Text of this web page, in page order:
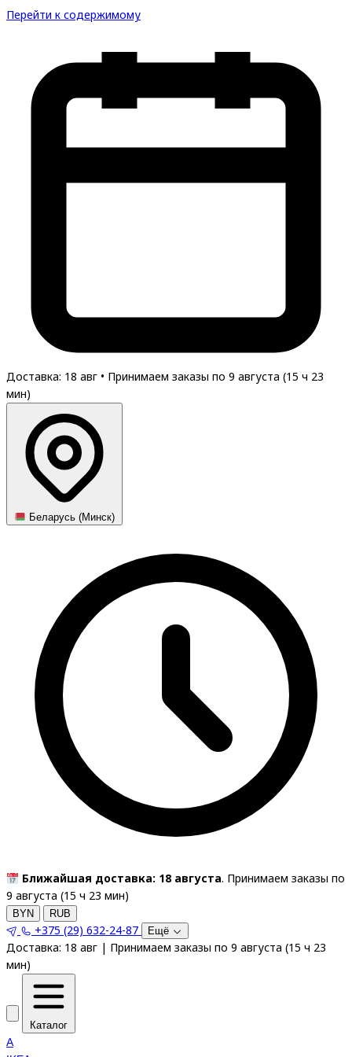
Перейти к содержимому
Доставка: 18 авг • Принимаем заказы по 9 августа (15 ч 23
мин)
Беларусь (Минск)
Ближайшая доставка: 18 августа. Принимаем заказы по
9 августа (15 ч 23 мин)
BYN RUB
+375 (29) 632-24-87 Ещё
Доставка: 18 авг | Принимаем заказы по 9 августа (15 ч 23
мин)
Каталог
A